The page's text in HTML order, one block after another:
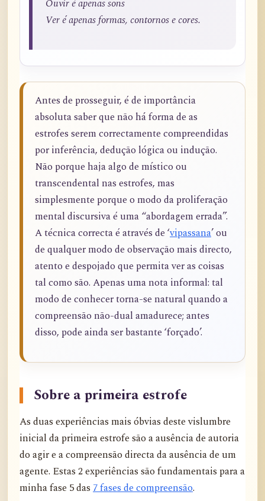
Ouvir é apenas sons
Ver é apenas formas, contornos e cores.
Antes de prosseguir, é de importância
absoluta saber que não há forma de as
estrofes serem correctamente compreendidas
por inferência, dedução lógica ou indução.
Não porque haja algo de místico ou
transcendental nas estrofes, mas
simplesmente porque o modo da proliferação
mental discursiva é uma “abordagem errada”.
A técnica correcta é através de ‘vipassana’ ou
de qualquer modo de observação mais directo,
atento e despojado que permita ver as coisas
tal como são. Apenas uma nota informal: tal
modo de conhecer torna-se natural quando a
compreensão não-dual amadurece; antes
disso, pode ainda ser bastante ‘forçado’.
Sobre a primeira estrofe
As duas experiências mais óbvias deste vislumbre
inicial da primeira estrofe são a ausência de autoria
do agir e a compreensão directa da ausência de um
agente. Estas 2 experiências são fundamentais para a
minha fase 5 das7 fases de compreensão.